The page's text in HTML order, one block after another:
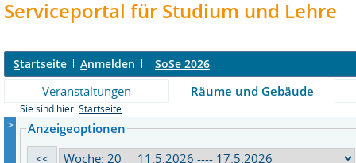
Serviceportal für Studium und Lehre
Startseite Anmelden SoSe 2026
Veranstaltungen Räume und Gebäude
Sie sind hier: Startseite
> Anzeigeoptionen